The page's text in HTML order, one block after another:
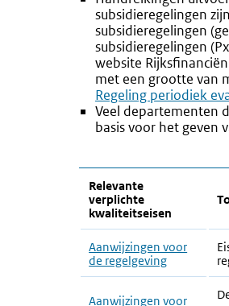
subsidieregelingen
subsidieregelingen
subsidieregelingen
website Rijksfinanciën
met een grootte van
Regeling periodiek
Veel departementen
basis voor het geven
Relevante
verplichte
kwaliteitseisen
Aanwijzingen voor
de regelgeving
Aanwijzingen voor